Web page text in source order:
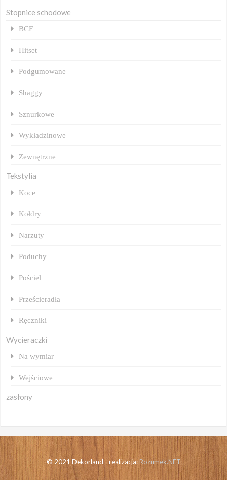
Stopnice schodowe
BCF
Hitset
Podgumowane
Shaggy
Sznurkowe
Wykładzinowe
Zewnętrzne
Tekstylia
Koce
Kołdry
Narzuty
Poduchy
Pościel
Prześcieradła
Ręczniki
Wycieraczki
Na wymiar
Wejściowe
zasłony
© 2021 Dekorland - realizacja:Rozumek.NET